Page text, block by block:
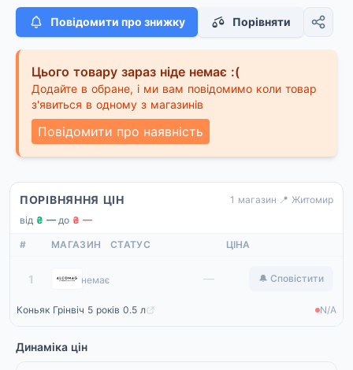
Повідомити про знижку Порівняти
Цього товару зараз ніде немає :(
Додайте в обране, і ми вам повідомимо коли товар
з'явиться в одному з магазинів
Повідомити про наявність
ПОРІВНЯННЯ ЦІН 1 магазин· 📍 Житомир
від ₴ —·до ₴ —
# МАГАЗИН СТАТУС ЦІНА
1 Alcomag
немає — 🔔 Сповістити
Коньяк Грінвіч 5 років 0.5 л N/A
Динаміка цін